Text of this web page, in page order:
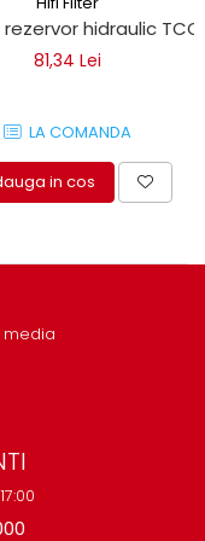
hidraulic
81,34 Lei
LA COMANDA
in cos